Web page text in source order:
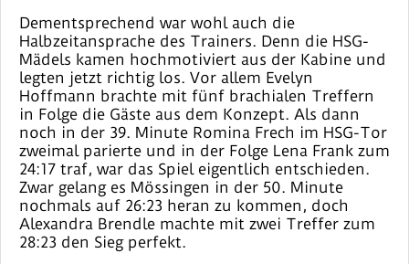
Dementsprechend war wohl auch die
Halbzeitansprache des Trainers. Denn die HSG-
Mädels kamen hochmotiviert aus der Kabine und
legten jetzt richtig los. Vor allem Evelyn
Hoffmann brachte mit fünf brachialen Treffern
in Folge die Gäste aus dem Konzept. Als dann
noch in der 39. Minute Romina Frech im HSG-Tor
zweimal parierte und in der Folge Lena Frank zum
24:17 traf, war das Spiel eigentlich entschieden.
Zwar gelang es Mössingen in der 50. Minute
nochmals auf 26:23 heran zu kommen, doch
Alexandra Brendle machte mit zwei Treffer zum
28:23 den Sieg perfekt.